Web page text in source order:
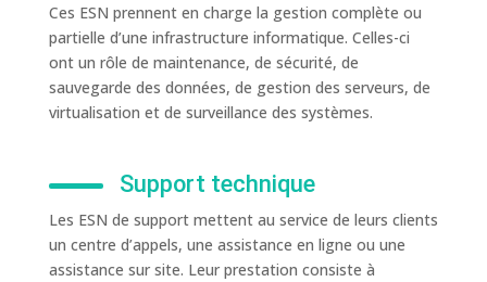
Ces ESN prennent en charge la gestion complète ou
partielle d’une infrastructure informatique. Celles-ci
ont un rôle de maintenance, de sécurité, de
sauvegarde des données, de gestion des serveurs, de
virtualisation et de surveillance des systèmes.
Support technique
Les ESN de support mettent au service de leurs clients
un centre d’appels, une assistance en ligne ou une
assistance sur site. Leur prestation consiste à